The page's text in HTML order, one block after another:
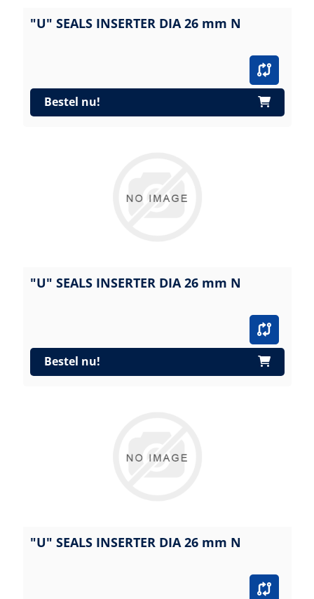
"U" SEALS INSERTER DIA 26 mm N
Bestel nu!
"U" SEALS INSERTER DIA 26 mm N
Bestel nu!
"U" SEALS INSERTER DIA 26 mm N